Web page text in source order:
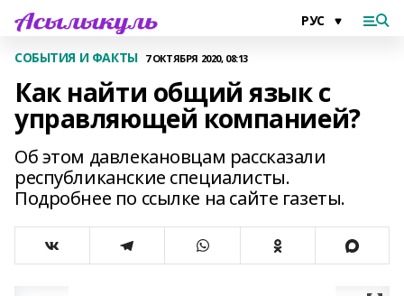
СОБЫТИЯ И ФАКТЫ 7 ОКТЯБРЯ 2020, 08:13
Как найти общий язык с
управляющей компанией?
Об этом давлекановцам рассказали
республиканские специалисты.
Подробнее по ссылке на сайте газеты.